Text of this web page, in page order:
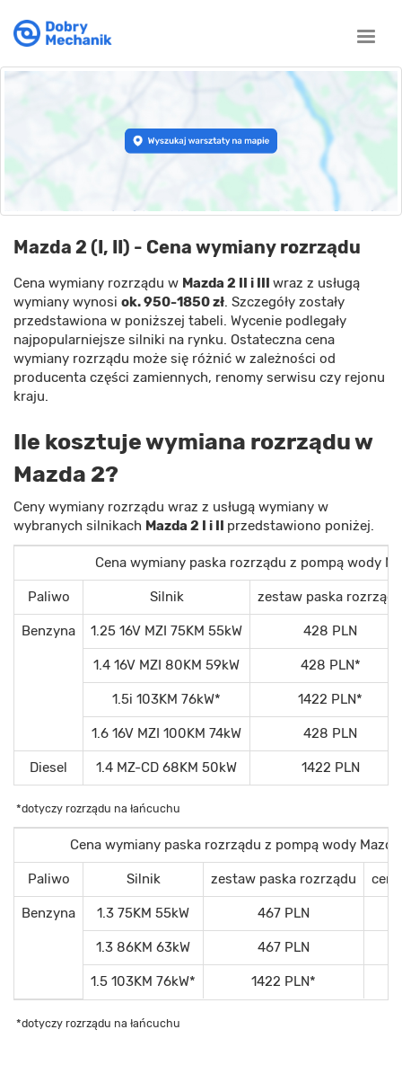
Toggle
Mazda 2 (I, II) - Cena wymiany rozrządu
Cena wymiany rozrządu w Mazda 2 II i III wraz z usługą
wymiany wynosi ok. 950-1850 zł. Szczegóły zostały
przedstawiona w poniższej tabeli. Wycenie podlegały
najpopularniejsze silniki na rynku. Ostateczna cena
wymiany rozrządu może się różnić w zależności od
producenta części zamiennych, renomy serwisu czy rejonu
kraju.
Ile kosztuje wymiana rozrządu w
Mazda 2?
Ceny wymiany rozrządu wraz z usługą wymiany w
wybranych silnikach Mazda 2 I i II przedstawiono poniżej.
Cena wymiany paska rozrządu z pompą wody
Paliwo Silnik zestaw paska rozrządu
Benzyna 1.25 16V MZI 75KM 55kW 428 PLN
1.4 16V MZI 80KM 59kW 428 PLN*
1.5i 103KM 76kW* 1422 PLN*
1.6 16V MZI 100KM 74kW 428 PLN
Diesel 1.4 MZ-CD 68KM 50kW 1422 PLN
*dotyczy rozrządu na łańcuchu
Cena wymiany paska rozrządu z pompą wody
Paliwo Silnik zestaw paska rozrządu
Benzyna 1.3 75KM 55kW 467 PLN
1.3 86KM 63kW 467 PLN
1.5 103KM 76kW* 1422 PLN*
*dotyczy rozrządu na łańcuchu